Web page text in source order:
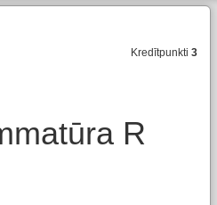
Kredītpunkti3
R